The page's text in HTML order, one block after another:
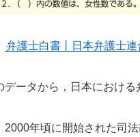
弁護士白書丨日本弁護士連
データから，日本における
2000年頃に開始された司